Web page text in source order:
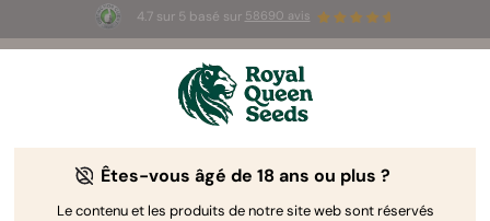
4.7 sur 5 basé sur 58690 avis
☀️ Summer Sales : jusqu'à -50 % sur
certains produits ! ⏤
Granddaddy Purple Auto: rapport de
culture semaine par semaine
Êtes-vous âgé de 18 ans ou plus ?
Le contenu et les produits de notre site web sont réservés